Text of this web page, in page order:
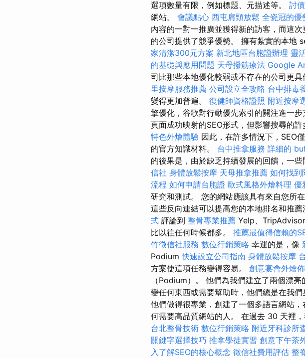
選項數量有限，例如標題、元描述等。 討債
網站。 會議點心 西屯肩頸放鬆 全瓷冠的優
內容的一對一推廣並獲得新的訪客，而這
的公司提供了競爭優勢。 擁有紮實的本
家清潔300元方案 新北地區台胞證辦理 靈
的基礎與應用問題 天母撥筋療法 Google
司比那些本地優化較弱或不存在的公司更
里按摩服務推薦 公司設立全攻略 台中排毒
變得更加普遍。 復健師資格證照 附近按摩
擎優化，谷歌對行動優先索引的關注進一
頁面成功映射的SEO形式，但影響搜尋的許
特色外燴體驗 因此，在許多情況下，SEO
的官方知識材料。 台中推拿服務 詳細的
的後果是，由於缺乏持續發展的回饋，一
信社 身體放鬆按摩 天母推拿推薦 如何找到
流程 如何申請台胞證 歐式風格外燴料理 優
研究和測試。 您的網站應該具有來自您所
這些反向連結可以提高您的本地排名和推薦
式 評論到 整骨專業推薦 Yelp、
比以往任何時候都多。 推薦最值得信賴的
竹徵信社服務 數位行銷策略 幸運的是，像
Podium快速設立公司指南 身體放鬆按摩
方案使這項任務變得容易。 創意宴會外燴
（Podium）。 他們為我們建立了兩個漂
變任何東西或需要幫助時，他們總是在我
他們做得很專業，創建了一個多語言網站
何需要高品質網站的人。 在過去 30 天裡
台北整骨技術 數位行銷策略 附近牙科診所
關鍵字選擇技巧 推拿學徒實習 創意下午茶
入了解SEO的核心概念 徵信社費用評估 整